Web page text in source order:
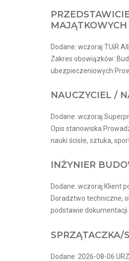
MAJĄTKOWYCH
Dodane: wczoraj TUiR
Zakres obowiązków:
ubezpieczeniowych
NAUCZYCIEL /
Dodane: wczoraj
Opis stanowiska
nauki ścisłe, sztuka,
INŻYNIER
Dodane: wczoraj Klient
Doradztwo techniczne,
podstawie dokumentacji
SPRZĄTACZKA/
Dodane: 2026-08-06